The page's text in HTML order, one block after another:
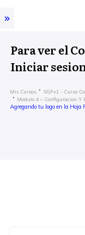
Para ver el
Iniciar
Mis Cursos
SGFv1 - Curso
Modulo 4 – Configuracion Y